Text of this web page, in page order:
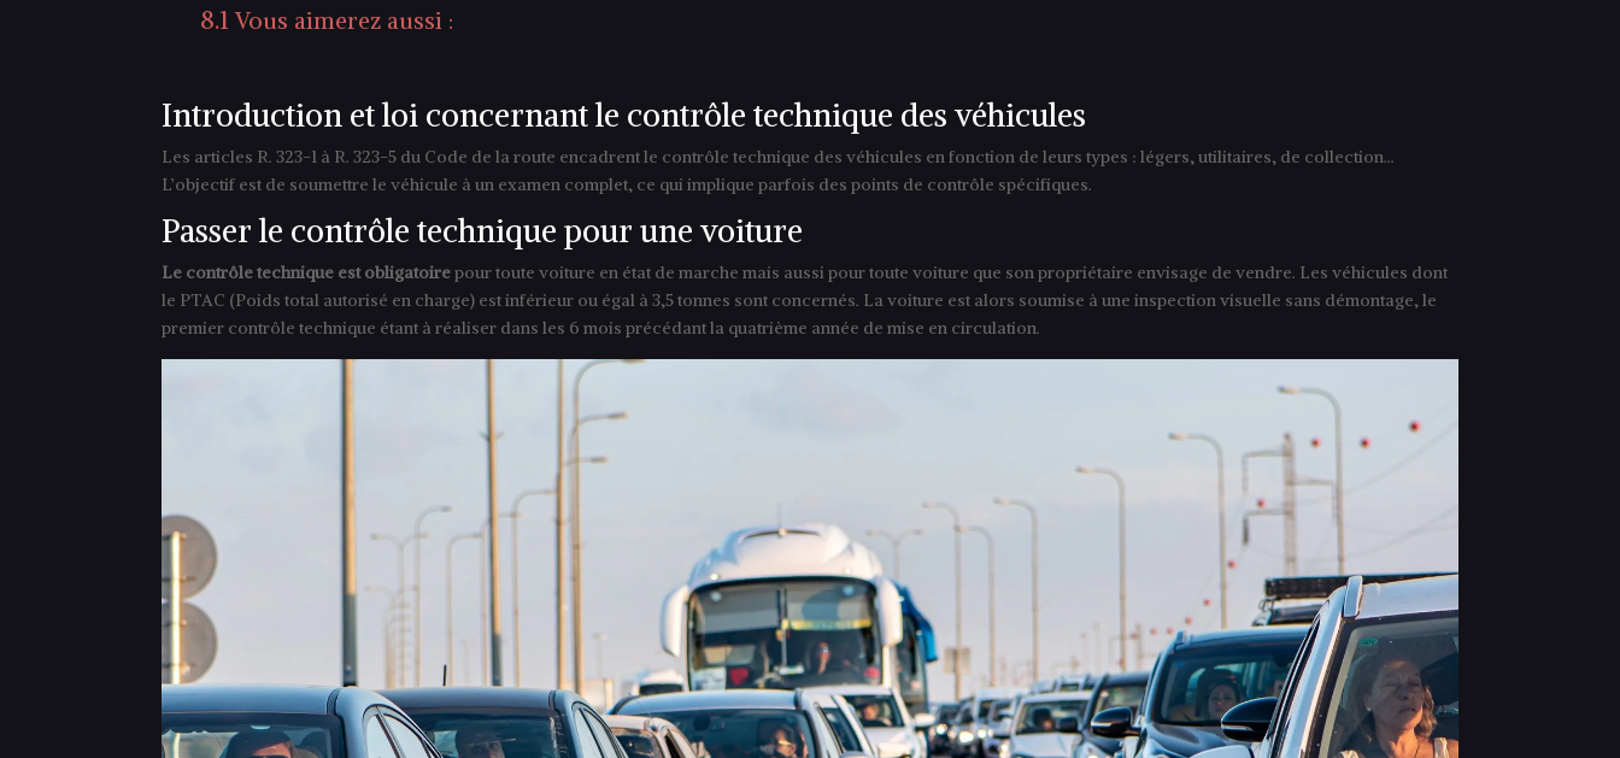
8.1 Vous aimerez aussi :
Introduction et loi concernant le contrôle technique des véhicules
Les articles R. 323-1 à R. 323-5 du Code de la route encadrent le contrôle technique des véhicules en fonction de leurs types : légers, utilitaires, de collection…
L’objectif est de soumettre le véhicule à un examen complet, ce qui implique parfois des points de contrôle spécifiques.
Passer le contrôle technique pour une voiture
Le contrôle technique est obligatoirepour toute voiture en état de marche mais aussi pour toute voiture que son propriétaire envisage de vendre. Les véhicules dont
le PTAC (Poids total autorisé en charge) est inférieur ou égal à 3,5 tonnes sont concernés. La voiture est alors soumise à une inspection visuelle sans démontage, le
premier contrôle technique étant à réaliser dans les 6 mois précédant la quatrième année de mise en circulation.